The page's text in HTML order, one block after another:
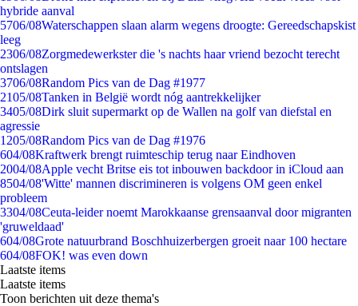
hybride aanval
5706/08Waterschappen slaan alarm wegens droogte: Gereedschapskist
leeg
2306/08Zorgmedewerkster die 's nachts haar vriend bezocht terecht
ontslagen
3706/08Random Pics van de Dag #1977
2105/08Tanken in België wordt nóg aantrekkelijker
3405/08Dirk sluit supermarkt op de Wallen na golf van diefstal en
agressie
1205/08Random Pics van de Dag #1976
604/08Kraftwerk brengt ruimteschip terug naar Eindhoven
2004/08Apple vecht Britse eis tot inbouwen backdoor in iCloud aan
8504/08'Witte' mannen discrimineren is volgens OM geen enkel
probleem
3304/08Ceuta-leider noemt Marokkaanse grensaanval door migranten
'gruweldaad'
604/08Grote natuurbrand Boschhuizerbergen groeit naar 100 hectare
604/08FOK! was even down
Laatste items
Laatste items
Toon berichten uit deze thema's